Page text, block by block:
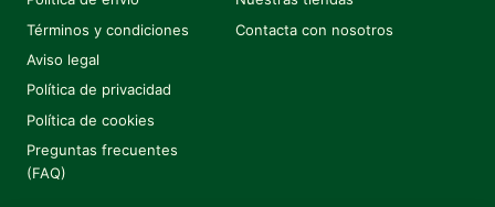
Términos y condiciones
Aviso legal
Política de privacidad
Política de cookies
Preguntas frecuentes
(FAQ)
Contacta con nosotros